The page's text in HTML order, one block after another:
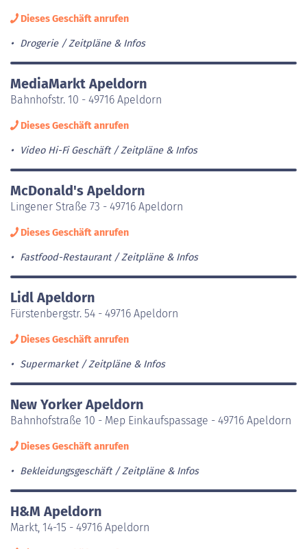
Dieses Geschäft anrufen
Drogerie Zeitpläne & Infos
MediaMarkt Apeldorn
Bahnhofstr. 10 - 49716 Apeldorn
Dieses Geschäft anrufen
Video Hi-Fi Geschäft Zeitpläne & Infos
McDonald's Apeldorn
Lingener Straße 73 - 49716 Apeldorn
Dieses Geschäft anrufen
Fastfood-Restaurant Zeitpläne & Infos
Lidl Apeldorn
Fürstenbergstr. 54 - 49716 Apeldorn
Dieses Geschäft anrufen
Supermarket Zeitpläne & Infos
New Yorker Apeldorn
Bahnhofstraße 10 - Mep Einkaufspassage - 49716 Apeldorn
Dieses Geschäft anrufen
Bekleidungsgeschäft Zeitpläne & Infos
H&M Apeldorn
Markt, 14-15 - 49716 Apeldorn